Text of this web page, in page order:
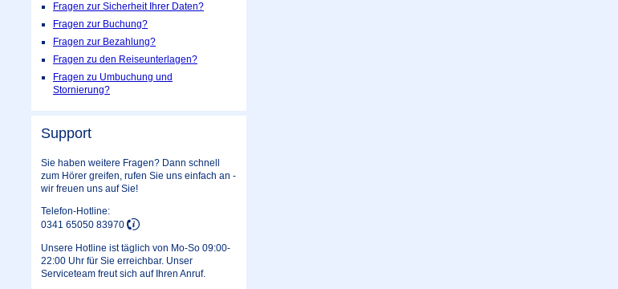
Fragen zur Sicherheit Ihrer Daten?
Fragen zur Buchung?
Fragen zur Bezahlung?
Fragen zu den Reiseunterlagen?
Fragen zu Umbuchung und
Stornierung?
Support
Sie haben weitere Fragen? Dann schnell
zum Hörer greifen, rufen Sie uns einfach an -
wir freuen uns auf Sie!
Telefon-Hotline:
0341 65050 83970
Unsere Hotline ist täglich von Mo-So 09:00-
22:00 Uhr für Sie erreichbar. Unser
Serviceteam freut sich auf Ihren Anruf.